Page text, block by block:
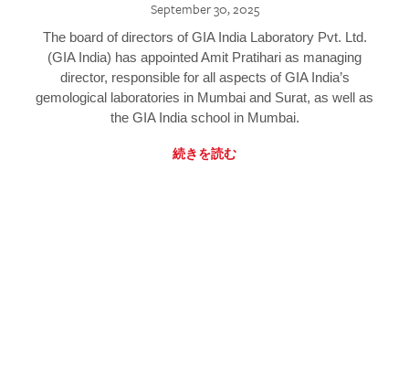
September 30, 2025
The board of directors of GIA India Laboratory Pvt. Ltd.
(GIA India) has appointed Amit Pratihari as managing
director, responsible for all aspects of GIA India’s
gemological laboratories in Mumbai and Surat, as well as
the GIA India school in Mumbai.
続きを読む